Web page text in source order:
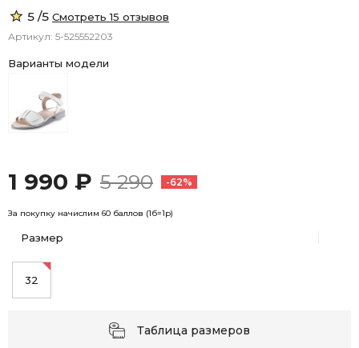
5 /5 Смотреть 15 отзывов
Артикул: 5-525552203
Варианты модели
1 990 ₽ 5 290 -62%
За покупку начислим 60 баллов (1б=1р)
Размер
32
Таблица размеров